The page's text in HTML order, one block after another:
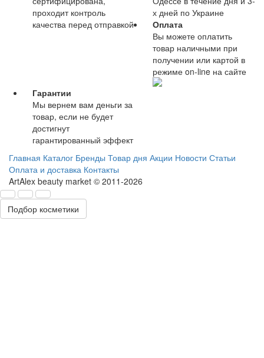
проходит контроль
качества перед отправкой
х дней по Украине
Оплата
Вы можете оплатить
товар наличными при
получении или картой в
режиме on-line на сайте
Гарантии
Мы вернем вам деньги за
товар, если не будет
достигнут
гарантированный эффект
Главная Каталог Бренды Товар дня Акции Новости Статьи
Оплата и доставка Контакты
ArtAlex beauty market © 2011-2026
Подбор косметики